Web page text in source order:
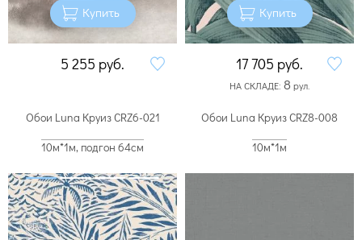
Купить
5 255 руб.
Купить
17 705 руб.
НА СКЛАДЕ: 8 рул.
Обои Luna Круиз CRZ6-021
10м*1м, подгон 64см
Обои Luna Круиз CRZ8-008
10м*1м